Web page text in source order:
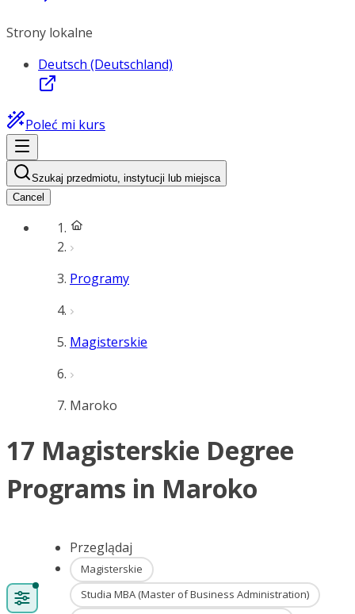
Strony lokalne
Deutsch (Deutschland)
Poleć mi kurs
Szukaj przedmiotu, instytucji lub miejsca
Cancel
Programy
Magisterskie
Maroko
17 Magisterskie Degree
Programs in Maroko
Przeglądaj
Magisterskie
Studia MBA (Master of Business Administration)